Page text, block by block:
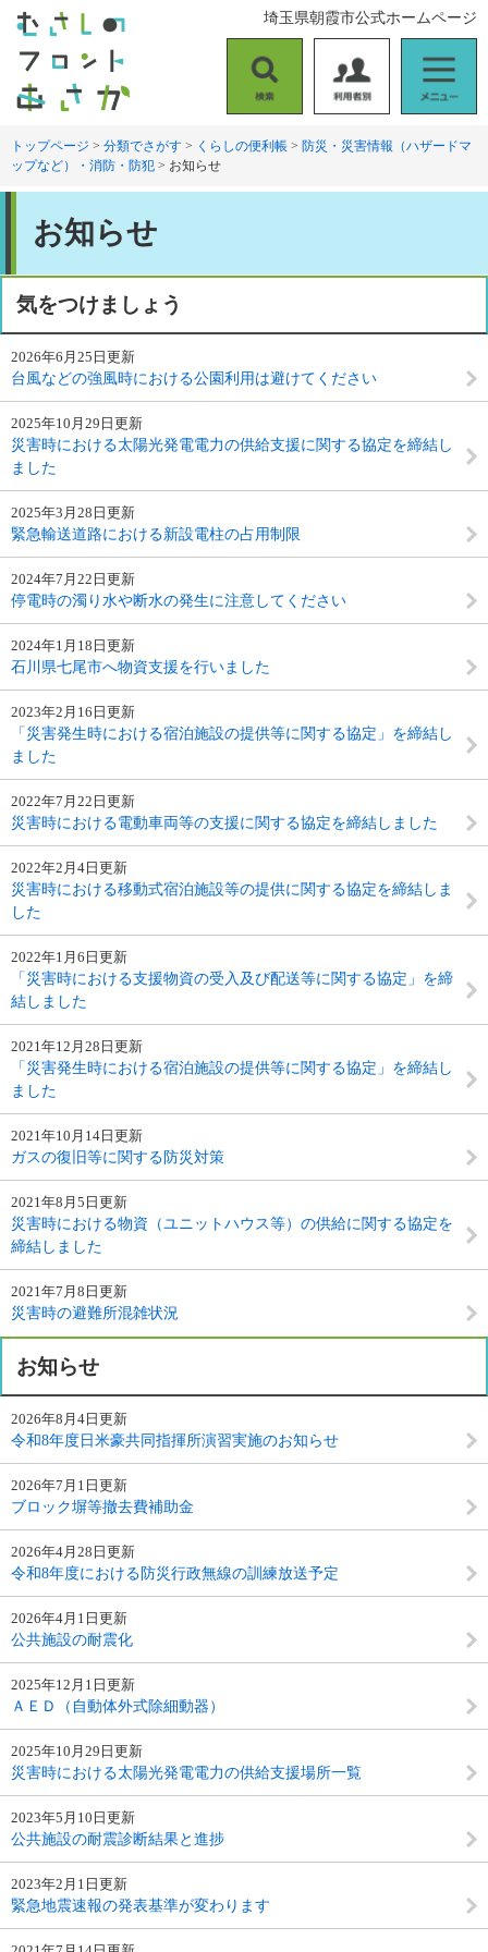
す
。
し
て
索
用
者
ニ
ュ
埼玉県朝霞市公式ホームページ
トップページ > 分類でさがす > くらしの便利帳 > 防災・災害情報（ハザードマ
ップなど）・消防・防犯 > お知らせ
お知らせ
気をつけましょう
2026年6月25日更新
台風などの強風時における公園利用は避けてください
2025年10月29日更新
災害時における太陽光発電電力の供給支援に関する協定を締結し
ました
2025年3月28日更新
緊急輸送道路における新設電柱の占用制限
2024年7月22日更新
停電時の濁り水や断水の発生に注意してください
2024年1月18日更新
石川県七尾市へ物資支援を行いました
2023年2月16日更新
「災害発生時における宿泊施設の提供等に関する協定」を締結し
ました
2022年7月22日更新
災害時における電動車両等の支援に関する協定を締結しました
2022年2月4日更新
災害時における移動式宿泊施設等の提供に関する協定を締結しま
した
2022年1月6日更新
「災害時における支援物資の受入及び配送等に関する協定」を締
結しました
2021年12月28日更新
「災害発生時における宿泊施設の提供等に関する協定」を締結し
ました
2021年10月14日更新
ガスの復旧等に関する防災対策
2021年8月5日更新
災害時における物資（ユニットハウス等）の供給に関する協定を
締結しました
2021年7月8日更新
災害時の避難所混雑状況
お知らせ
2026年8月4日更新
令和8年度日米豪共同指揮所演習実施のお知らせ
2026年7月1日更新
ブロック塀等撤去費補助金
2026年4月28日更新
令和8年度における防災行政無線の訓練放送予定
2026年4月1日更新
公共施設の耐震化
2025年12月1日更新
ＡＥＤ（自動体外式除細動器）
2025年10月29日更新
災害時における太陽光発電電力の供給支援場所一覧
2023年5月10日更新
公共施設の耐震診断結果と進捗
2023年2月1日更新
緊急地震速報の発表基準が変わります